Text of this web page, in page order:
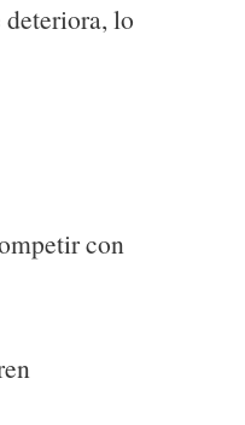
deteriora, lo
con